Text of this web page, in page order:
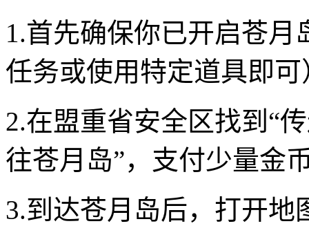
1.首先确保你已开启苍
任务或使用特定道具即可
2.在盟重省安全区找到“
往苍月岛”，支付少量金
3.到达苍月岛后，打开地